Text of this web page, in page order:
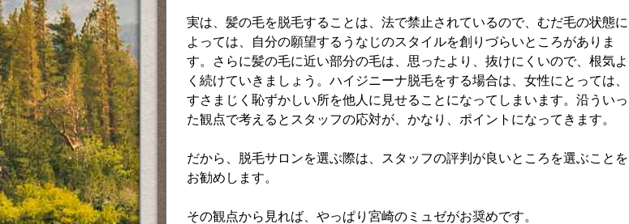
実は、髪の毛を脱毛することは、法で禁止されているので、むだ毛の状態に
よっては、自分の願望するうなじのスタイルを創りづらいところがありま
す。さらに髪の毛に近い部分の毛は、思ったより、抜けにくいので、根気よ
く続けていきましょう。ハイジニーナ脱毛をする場合は、女性にとっては、
すさまじく恥ずかしい所を他人に見せることになってしまいます。沿ういっ
た観点で考えるとスタッフの応対が、かなり、ポイントになってきます。
だから、脱毛サロンを選ぶ際は、スタッフの評判が良いところを選ぶことを
お勧めします。
その観点から見れば、やっぱり宮崎のミュゼがお奨めです。